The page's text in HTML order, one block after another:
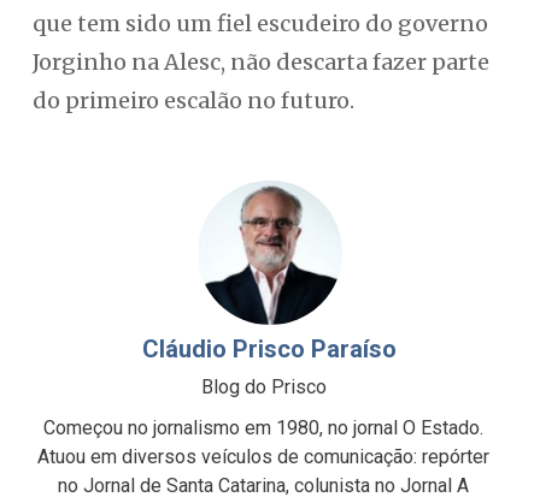
que tem sido um fiel escudeiro do governo
Jorginho na Alesc, não descarta fazer parte
do primeiro escalão no futuro.
Cláudio Prisco Paraíso
Blog do Prisco
Começou no jornalismo em 1980, no jornal O Estado.
Atuou em diversos veículos de comunicação: repórter
no Jornal de Santa Catarina, colunista no Jornal A